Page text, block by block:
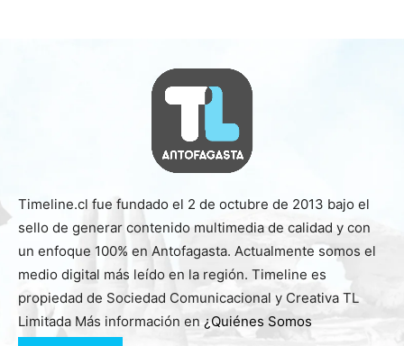
Timeline.cl fue fundado el 2 de octubre de 2013 bajo el
sello de generar contenido multimedia de calidad y con
un enfoque 100% en Antofagasta. Actualmente somos el
medio digital más leído en la región. Timeline es
propiedad de Sociedad Comunicacional y Creativa TL
Limitada Más información en ¿Quiénes Somos